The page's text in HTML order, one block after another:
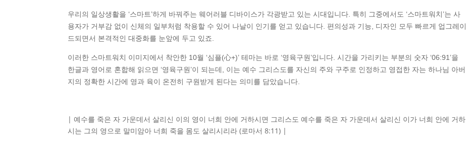
우리의 일상생활을 ‘스마트’하게 바꿔주는 웨어러블 디바이스가 각광받고 있는 시대입니다. 특히 그중에서도 ‘스마트워치’는 사
용자가 거부감 없이 신체의 일부처럼 착용할 수 있어 나날이 인기를 얻고 있습니다. 편의성과 기능, 디자인 모두 빠르게 업그레이
드되면서 본격적인 대중화를 눈앞에 두고 있죠.
이러한 스마트워치 이미지에서 착안한 10월 ‘심플(心+)’ 테마는 바로 ‘영육구원’입니다. 시간을 가리키는 부분의 숫자 ‘06:91’을
한글과 영어로 혼합해 읽으면 ‘영육구원’이 되는데, 이는 예수 그리스도를 자신의 주와 구주로 인정하고 영접한 자는 하나님 아버
지의 정확한 시간에 영과 육이 온전히 구원받게 된다는 의미를 담았습니다.
| 예수를 죽은 자 가운데서 살리신 이의 영이 너희 안에 거하시면 그리스도 예수를 죽은 자 가운데서 살리신 이가 너희 안에 거하
시는 그의 영으로 말미암아 너희 죽을 몸도 살리시리라 (로마서 8:11) |